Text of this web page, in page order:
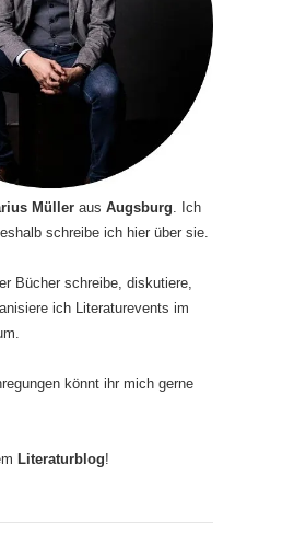
Müller aus Augsburg . Ich
schreibe ich hier über sie.
Bücher schreibe, diskutiere,
ich Literaturevents im
könnt ihr mich gerne
Literaturblog!